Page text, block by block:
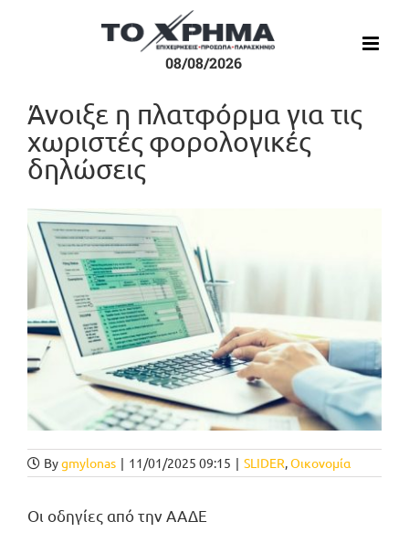
08/08/2026
Άνοιξε η πλατφόρμα για τις
χωριστές φορολογικές
δηλώσεις
Προβολή
μεγαλύτερης
εικόνας
Bygmylonas | 11/01/2025 09:15 | SLIDER,Οικονομία
Οι οδηγίες από την ΑΑΔΕ